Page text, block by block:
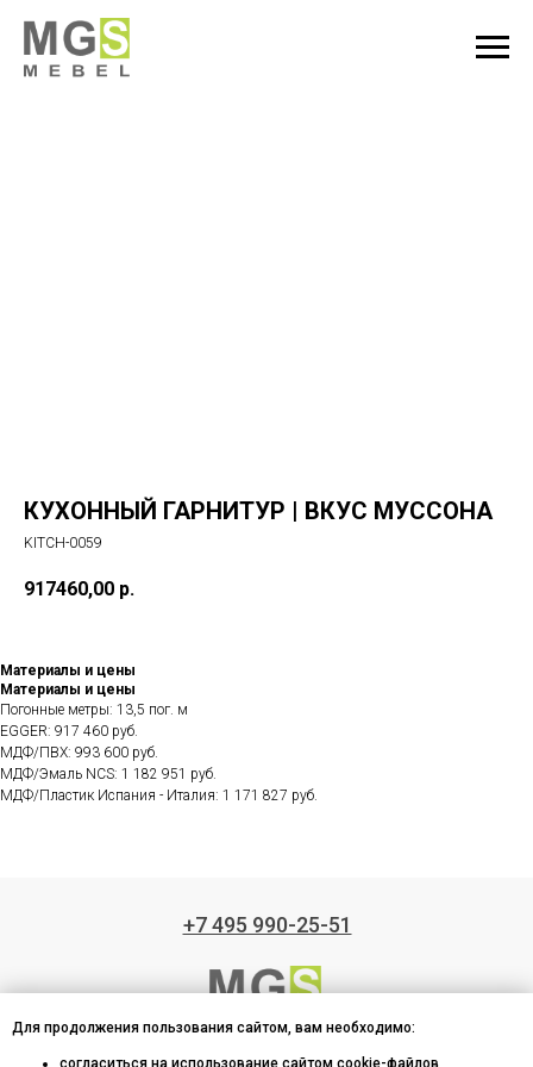
КУХОННЫЙ ГАРНИТУР | ВКУС МУССОНА
KITCH-0059
917460,00 р.
Материалы и цены
Материалы и цены
Погонные метры: 13,5 пог. м
EGGER: 917 460 руб.
МДФ/ПВХ: 993 600 руб.
МДФ/Эмаль NCS: 1 182 951 руб.
МДФ/Пластик Испания - Италия: 1 171 827 руб.
Производство кухонь на заказ
+7 495 990-25-51
Для продолжения пользования сайтом, вам необходимо: